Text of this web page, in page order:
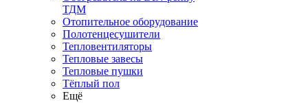
ТДМ
Отопительное оборудование
Полотенцесушители
Тепловентиляторы
Тепловые завесы
Тепловые пушки
Тёплый пол
Ещё